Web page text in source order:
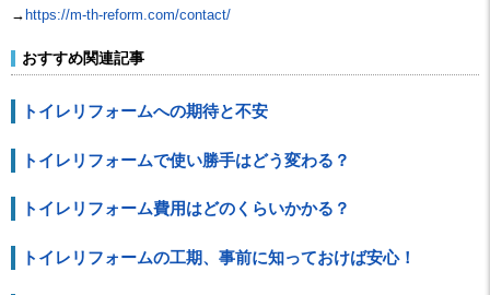
→ https://m-th-reform.com/contact/
おすすめ関連記事
トイレリフォームへの期待と不安
トイレリフォームで使い勝手はどう変わる？
トイレリフォーム費用はどのくらいかかる？
トイレリフォームの工期、事前に知っておけば安心！